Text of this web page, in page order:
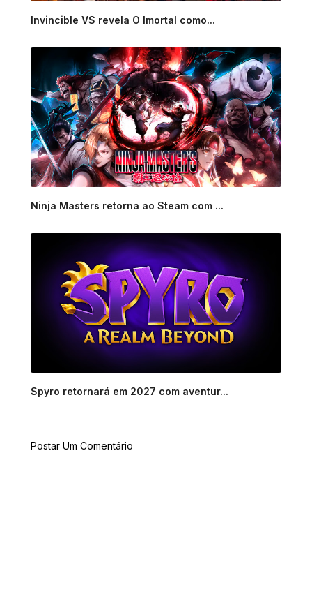
Invincible VS revela O Imortal como...
Ninja Masters retorna ao Steam com ...
Spyro retornará em 2027 com aventur...
Postar Um Comentário